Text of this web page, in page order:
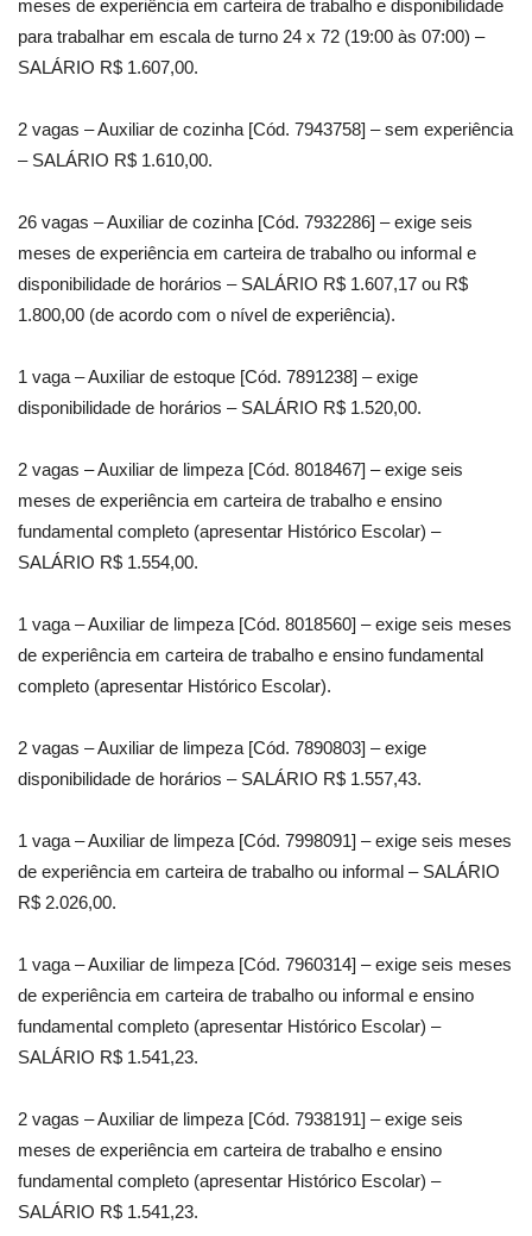
meses de experiência em carteira de trabalho e disponibilidade
para trabalhar em escala de turno 24 x 72 (19:00 às 07:00) –
SALÁRIO R$ 1.607,00.
2 vagas – Auxiliar de cozinha [Cód. 7943758] – sem experiência
– SALÁRIO R$ 1.610,00.
26 vagas – Auxiliar de cozinha [Cód. 7932286] – exige seis
meses de experiência em carteira de trabalho ou informal e
disponibilidade de horários – SALÁRIO R$ 1.607,17 ou R$
1.800,00 (de acordo com o nível de experiência).
1 vaga – Auxiliar de estoque [Cód. 7891238] – exige
disponibilidade de horários – SALÁRIO R$ 1.520,00.
2 vagas – Auxiliar de limpeza [Cód. 8018467] – exige seis
meses de experiência em carteira de trabalho e ensino
fundamental completo (apresentar Histórico Escolar) –
SALÁRIO R$ 1.554,00.
1 vaga – Auxiliar de limpeza [Cód. 8018560] – exige seis meses
de experiência em carteira de trabalho e ensino fundamental
completo (apresentar Histórico Escolar).
2 vagas – Auxiliar de limpeza [Cód. 7890803] – exige
disponibilidade de horários – SALÁRIO R$ 1.557,43.
1 vaga – Auxiliar de limpeza [Cód. 7998091] – exige seis meses
de experiência em carteira de trabalho ou informal – SALÁRIO
R$ 2.026,00.
1 vaga – Auxiliar de limpeza [Cód. 7960314] – exige seis meses
de experiência em carteira de trabalho ou informal e ensino
fundamental completo (apresentar Histórico Escolar) –
SALÁRIO R$ 1.541,23.
2 vagas – Auxiliar de limpeza [Cód. 7938191] – exige seis
meses de experiência em carteira de trabalho e ensino
fundamental completo (apresentar Histórico Escolar) –
SALÁRIO R$ 1.541,23.